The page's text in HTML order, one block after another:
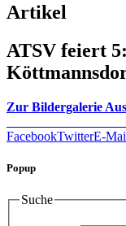
Artikel
ATSV feiert
Zur Bildergalerie
FacebookTwitterE-
Popup
Suche